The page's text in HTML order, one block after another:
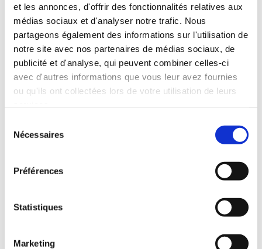
et les annonces, d'offrir des fonctionnalités relatives aux
médias sociaux et d'analyser notre trafic. Nous
partageons également des informations sur l'utilisation de
notre site avec nos partenaires de médias sociaux, de
publicité et d'analyse, qui peuvent combiner celles-ci
avec d'autres informations que vous leur avez fournies
ou qu'ils ont collectées lors de votre utilisation de leurs
Nécessaires
Préférences
Statistiques
Marketing
Sandra Simonin
DIFFÉREMMENT ...